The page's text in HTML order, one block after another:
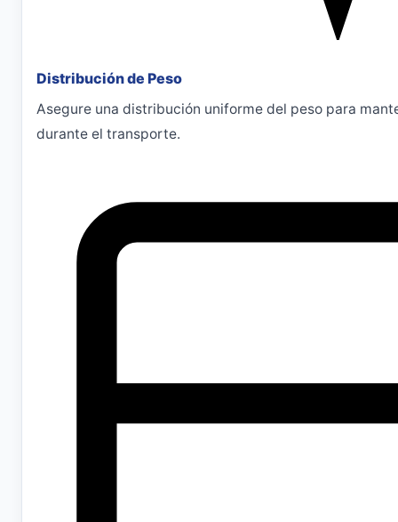
Distribución de Peso
Asegure una distribución uniforme del peso para
durante el transporte.